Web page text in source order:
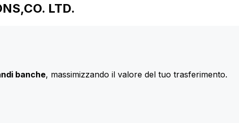
LTD.
banche, massimizzando il valore del tuo trasferimento.